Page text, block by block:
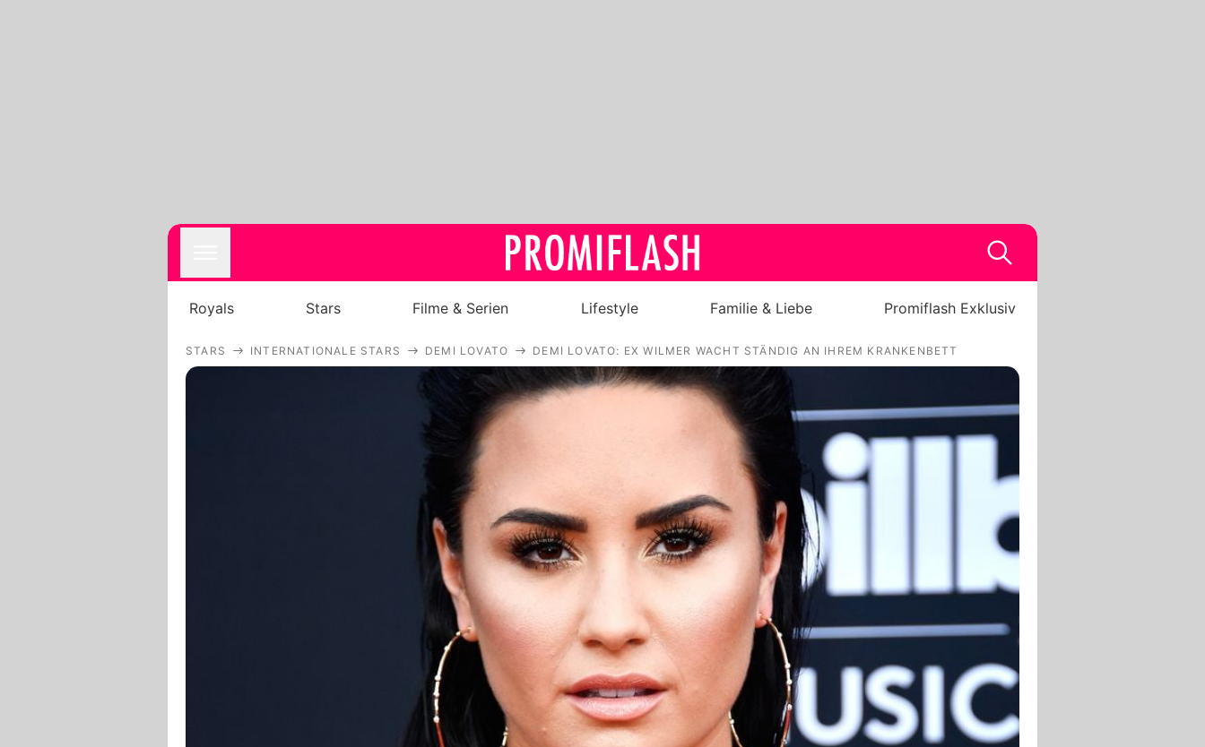
Royals
Stars
Familie & Liebe
Promiflash Exklusiv
Alle Themen auf Promiflash
Jobs
App runterladen
Team
Royals Stars Filme & Serien Lifestyle Familie & Liebe Promiflash Exklusiv
STARS INTERNATIONALE STARS DEMI LOVATO DEMI LOVATO: EX WILMER WACHT STÄNDIG AN IHREM KRANKENBETT